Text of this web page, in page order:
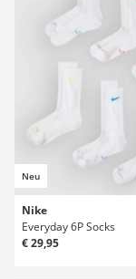
Neu
Nike
Everyday 6P Socks
€ 29,95